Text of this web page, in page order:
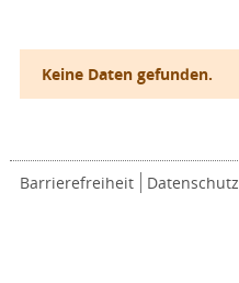
Keine Daten gefunden.
Barrierefreiheit Datenschutz